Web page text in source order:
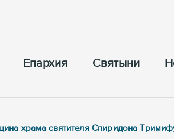
Епархия Cвятыни
храма святителя Спиридона